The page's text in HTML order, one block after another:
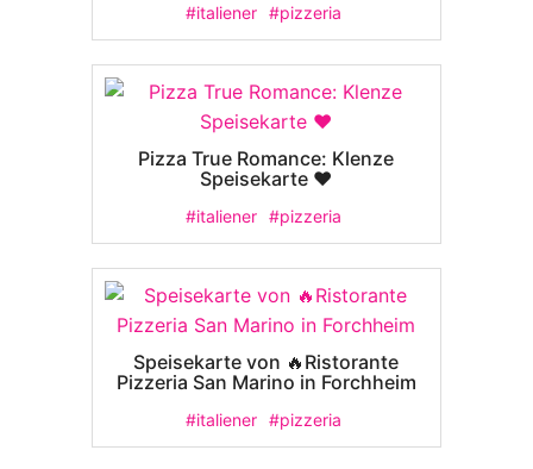
#italiener #pizzeria
Pizza True Romance: Klenze
Speisekarte ❤️
#italiener #pizzeria
Speisekarte von 🔥Ristorante
Pizzeria San Marino in Forchheim
#italiener #pizzeria